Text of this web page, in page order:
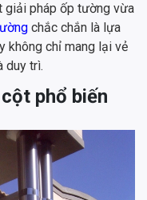
giải pháp ốp tường vừa
chắc chắn là lựa
không chỉ mang lại vẻ
duy trì.
phổ biến